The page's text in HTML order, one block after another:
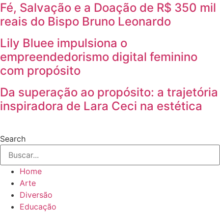
Fé, Salvação e a Doação de R$ 350 mil
reais do Bispo Bruno Leonardo
Lily Bluee impulsiona o
empreendedorismo digital feminino
com propósito
Da superação ao propósito: a trajetória
inspiradora de Lara Ceci na estética
Search
Home
Arte
Diversão
Educação